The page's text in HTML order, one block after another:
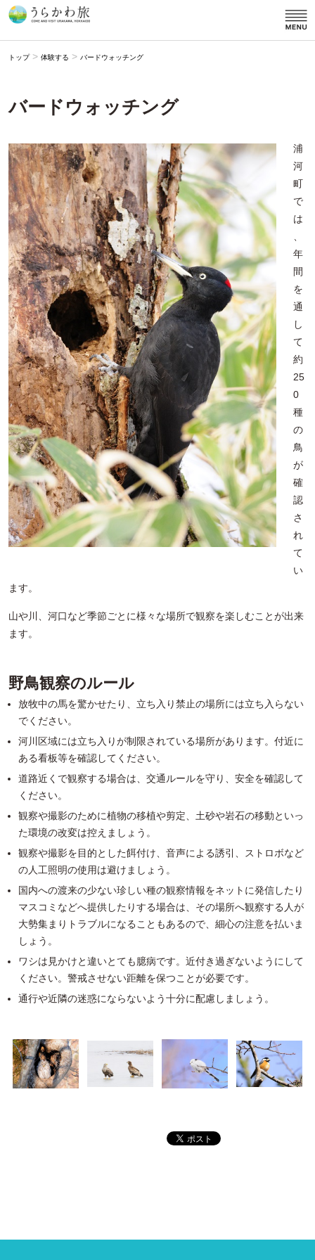
トップ> 体験する > バードウォッチング
バードウォッチング
浦
河
町
で
は
年
間
を
通
し
て
約
25
0
種
の
鳥
が
確
認
さ
れ
て
い
ます。
山や川、河口など季節ごとに様々な場所で観察を楽しむことが出来
ます。
野鳥観察のルール
放牧中の馬を驚かせたり、立ち入り禁止の場所には立ち入らない
でください。
河川区域には立ち入りが制限されている場所があります。付近に
ある看板等を確認してください。
道路近くで観察する場合は、交通ルールを守り、安全を確認して
ください。
観察や撮影のために植物の移植や剪定、土砂や岩石の移動といっ
た環境の改変は控えましょう。
観察や撮影を目的とした餌付け、音声による誘引、ストロボなど
の人工照明の使用は避けましょう。
国内への渡来の少ない珍しい種の観察情報をネットに発信したり
マスコミなどへ提供したりする場合は、その場所へ観察する人が
大勢集まりトラブルになることもあるので、細心の注意を払いま
しょう。
ワシは見かけと違いとても臆病です。近付き過ぎないようにして
ください。警戒させない距離を保つことが必要です。
通行や近隣の迷惑にならないよう十分に配慮しましょう。